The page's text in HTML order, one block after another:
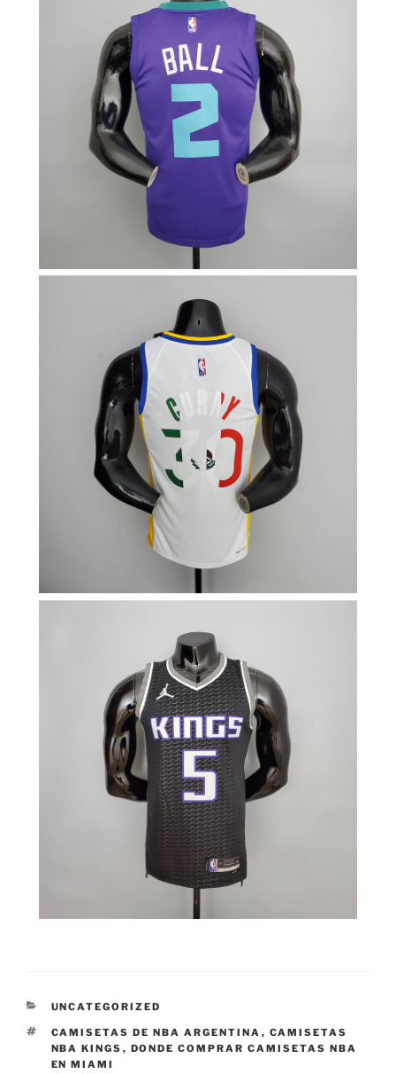
CATEGORÍAS
UNCATEGORIZED
ETIQUETAS
CAMISETAS DE NBA ARGENTINA , CAMISETAS
NBA KINGS , DONDE COMPRAR CAMISETAS NBA
EN MIAMI